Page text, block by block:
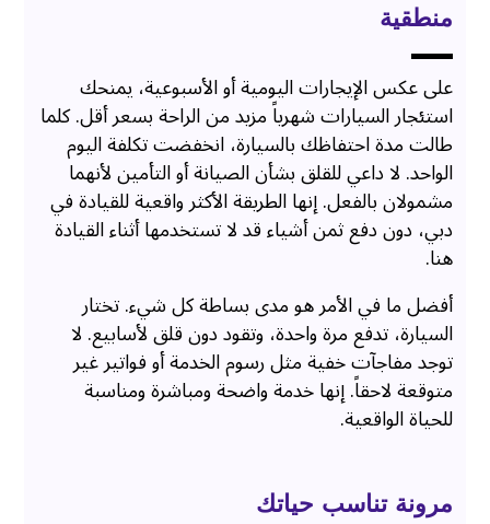
منطقية
على عكس الإيجارات اليومية أو الأسبوعية، يمنحك
استئجار السيارات شهرياً مزيد من الراحة بسعر أقل. كلما
طالت مدة احتفاظك بالسيارة، انخفضت تكلفة اليوم
الواحد. لا داعي للقلق بشأن الصيانة أو التأمين لأنهما
مشمولان بالفعل. إنها الطريقة الأكثر واقعية للقيادة في
دبي، دون دفع ثمن أشياء قد لا تستخدمها أثناء القيادة
هنا.
أفضل ما في الأمر هو مدى بساطة كل شيء. تختار
السيارة، تدفع مرة واحدة، وتقود دون قلق لأسابيع. لا
توجد مفاجآت خفية مثل رسوم الخدمة أو فواتير غير
متوقعة لاحقاً. إنها خدمة واضحة ومباشرة ومناسبة
للحياة الواقعية.
مرونة تناسب حياتك